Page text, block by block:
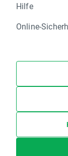
Hilfe
Online-